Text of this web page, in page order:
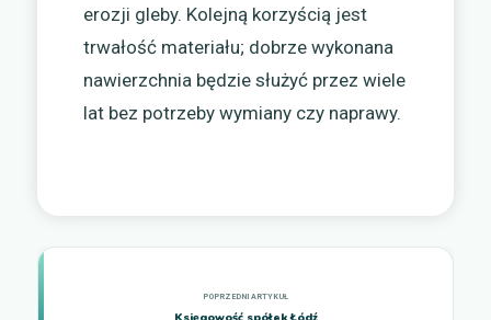
erozji gleby. Kolejną korzyścią jest
trwałość materiału; dobrze wykonana
nawierzchnia będzie służyć przez wiele
lat bez potrzeby wymiany czy naprawy.